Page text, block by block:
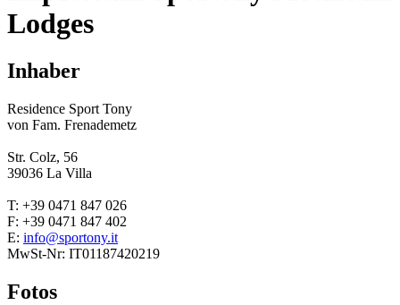
Lodges
Inhaber
Residence Sport Tony
von Fam. Frenademetz
Str. Colz, 56
39036 La Villa
T: +39 0471 847 026
F: +39 0471 847 402
E: info@sportony.it
MwSt-Nr: IT01187420219
Fotos